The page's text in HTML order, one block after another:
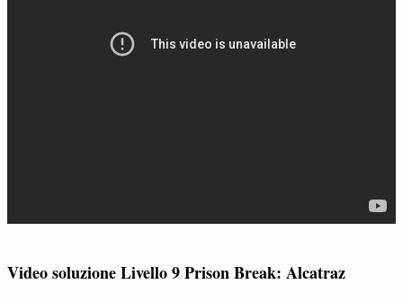
Video soluzione Livello 9 Prison Break: Alcatraz